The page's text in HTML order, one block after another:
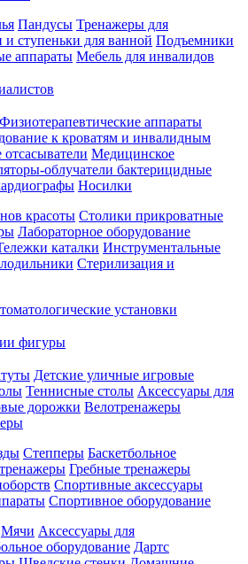
Пандусы Тренажеры для
ступеньки для ванной Подъемники
аппараты Мебель для инвалидов
Физиотерапевтические аппараты
к кроватям и инвалидным
Медицинское
облучатели бактерицидные
Носилки
красоты Столики прикроватные
Лабораторное оборудование
каталки Инструментальные
Стерилизация и
установки
фигуры
Детские уличные игровые
Теннисные столы Аксессуары для
дорожки Велотренажеры
Степперы Баскетбольное
Гребные тренажеры
Спортивные аксессуары
Спортивное оборудование
Мячи Аксессуары для
оборудование Дартс